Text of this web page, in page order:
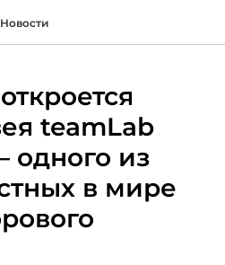
Новости
teamLab
одного из
в мире